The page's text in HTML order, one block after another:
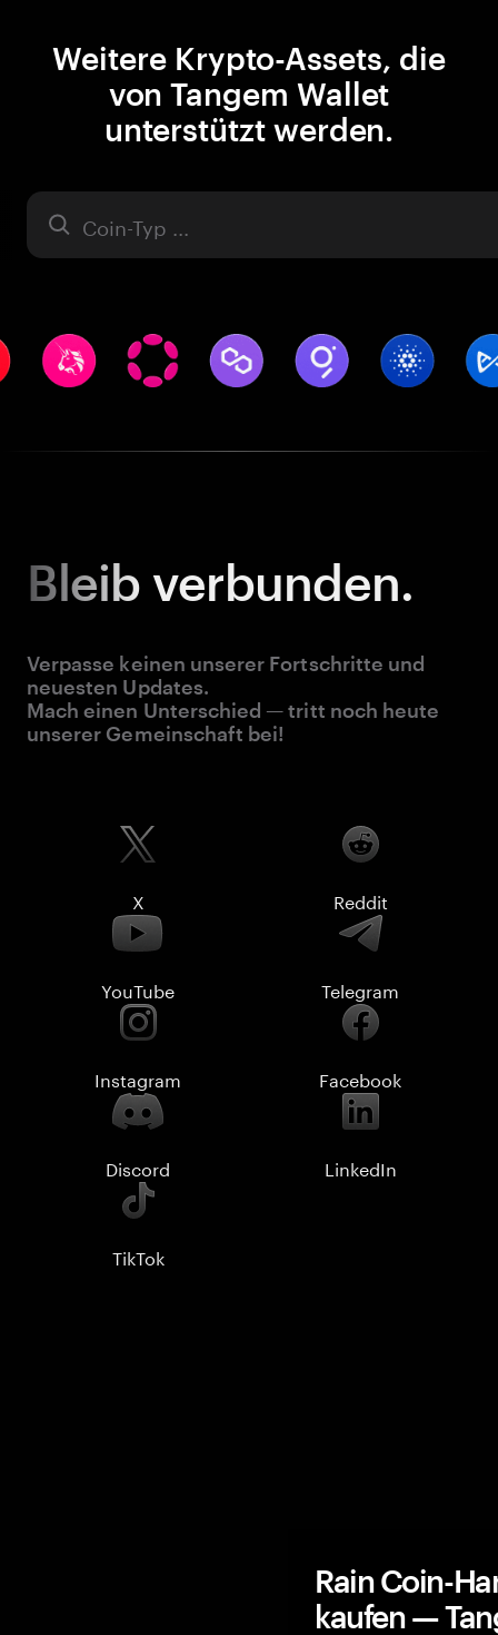
Weitere Krypto-Assets, die
von Tangem Wallet
unterstützt werden.
Asset
Bleib verbunden.
Verpasse keinen unserer Fortschritte und
neuesten Updates.
Mach einen Unterschied — tritt noch heute
unserer Gemeinschaft bei!
X Reddit
YouTube Telegram
Instagram Facebook
Discord LinkedIn
TikTok
Rain Coin-
kaufen —